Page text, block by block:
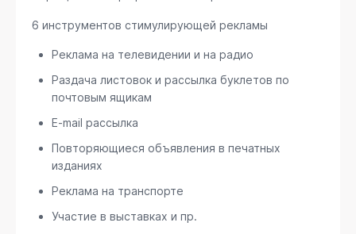
6 инструментов стимулирующей рекламы
Реклама на телевидении и на радио
Раздача листовок и рассылка буклетов по
почтовым ящикам
E-mail рассылка
Повторяющиеся объявления в печатных
изданиях
Реклама на транспорте
Участие в выставках и пр.